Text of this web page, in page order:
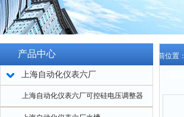
产品中心
上海自动化仪表六厂
上海自动化仪表六厂可控硅电压调整器
当前位置：